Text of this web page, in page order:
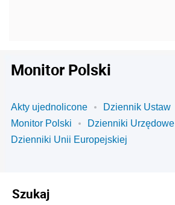
Monitor Polski
Akty ujednolicone
Dziennik Ustaw
Monitor Polski
Dzienniki Urzędowe
Dzienniki Unii Europejskiej
Szukaj